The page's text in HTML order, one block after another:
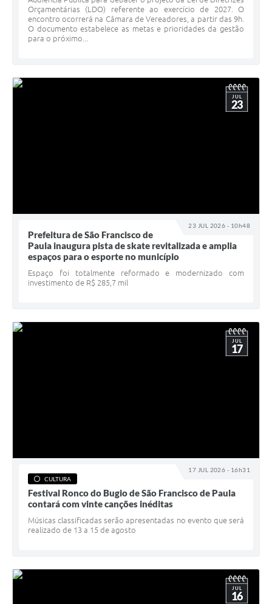
Orçamentárias (LDO) referente ao exercício de 2027. O
encontro ocorrerá na Câmara de Vereadores, a partir das 9h.
O documento estabelece as metas e prioridades da gestão
para o próximo...
23 JUL 2026 - 10h48
JUL
23
Prefeitura de São Francisco de
Paula inaugura pista de skate revitalizada e amplia
espaços para o esporte no município
Espaço foi totalmente reformado e modernizado com
investimento de R$ 285,7 mil
17 JUL 2026 - 16h31
JUL
17
CULTURA
Festival Ronco do Bugio de São Francisco de Paula
contará com vinte canções inéditas
Músicas classificadas serão apresentadas no evento que será
realizado de 13 a 15 de agosto
JUL
16